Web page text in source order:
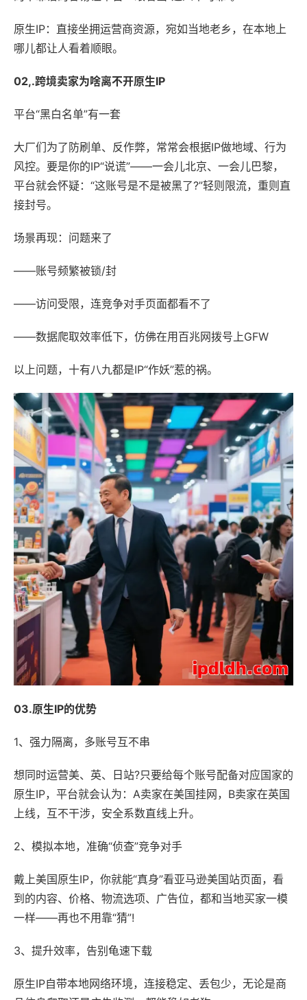
原生IP：直接坐拥运营商资源，宛如当地老乡，在本地上
哪儿都让人看着顺眼。
02,.跨境卖家为啥离不开原生IP
平台“黑白名单”有一套
大厂们为了防刷单、反作弊，常常会根据IP做地域、行为
风控。要是你的IP“说谎”——一会儿北京、一会儿巴黎，
平台就会怀疑：“这账号是不是被黑了?”轻则限流，重则直
接封号。
场景再现：问题来了
——账号频繁被锁/封
——访问受限，连竞争对手页面都看不了
——数据爬取效率低下，仿佛在用百兆网拨号上GFW
以上问题，十有八九都是IP“作妖”惹的祸。
03.原生IP的优势
1、强力隔离，多账号互不串
想同时运营美、英、日站?只要给每个账号配备对应国家的
原生IP，平台就会认为：A卖家在美国挂网，B卖家在英国
上线，互不干涉，安全系数直线上升。
2、模拟本地，准确“侦查”竞争对手
戴上美国原生IP，你就能“真身”看亚马逊美国站页面，看
到的内容、价格、物流选项、广告位，都和当地买家一模
一样——再也不用靠“猜”!
3、提升效率，告别龟速下载
原生IP自带本地网络环境，连接稳定、丢包少，无论是商